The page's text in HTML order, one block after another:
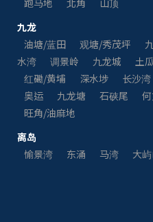
九龙
油塘/蓝田
观塘/秀茂坪
水湾
调景岭 九龙城 土
红磡/黄埔
深水埗 长沙湾
奥运
九龙塘 石硖尾
旺角/油麻地
离岛
愉景湾
东涌 马湾 大